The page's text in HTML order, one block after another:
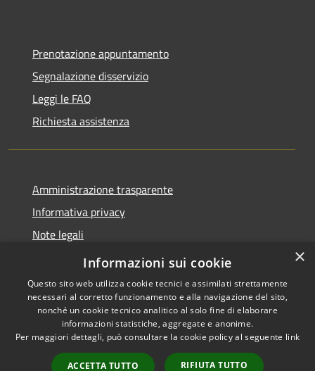
Prenotazione appuntamento
Segnalazione disservizio
Leggi le FAQ
Richiesta assistenza
Amministrazione trasparente
Informativa privacy
Note legali
Dichiarazione di accessibilità
Accessibilità
Copyright © 2026 • Città di
Cirié • Powered by
Municipium• Accesso
×
Informazioni sui cookie
Questo sito web utilizza cookie tecnici e assimilati strettamente
necessari al corretto funzionamento e alla navigazione del sito,
nonché un cookie tecnico analitico al solo fine di elaborare
informazioni statistiche, aggregate e anonime.
Per maggiori dettagli, può consultare la cookie policy al seguente link
ACCETTA TUTTO RIFIUTA TUTTO